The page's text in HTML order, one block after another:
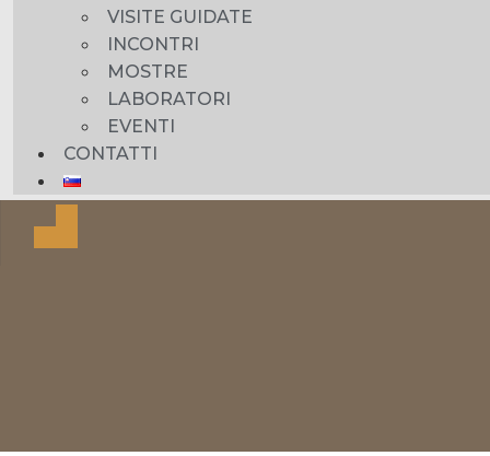
VISITE GUIDATE
INCONTRI
MOSTRE
LABORATORI
EVENTI
CONTATTI